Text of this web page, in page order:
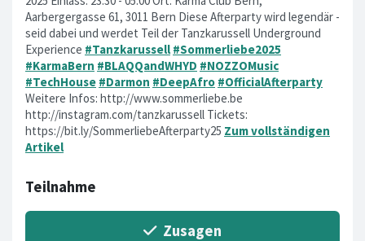
Aarbergergasse 61, 3011 Bern Diese Afterparty wird legendär -
seid dabei und werdet Teil der Tanzkarussell Underground
Experience #Tanzkarussell #Sommerliebe2025
#KarmaBern #BLAQQandWHYD #NOZZOMusic
#TechHouse #Darmon #DeepAfro #OfficialAfterparty
Weitere Infos: http://www.sommerliebe.be
http://instagram.com/tanzkarussell Tickets:
https://bit.ly/SommerliebeAfterparty25 Zum vollständigen
Artikel